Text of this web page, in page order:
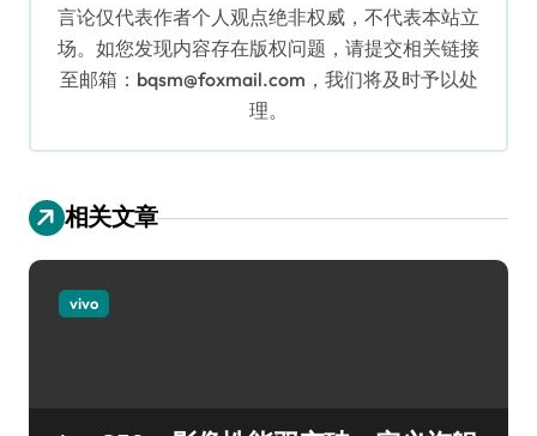
言论仅代表作者个人观点绝非权威，不代表本站立
场。如您发现内容存在版权问题，请提交相关链接
至邮箱：bqsm@foxmail.com，我们将及时予以处
理。
相关文章
vivo